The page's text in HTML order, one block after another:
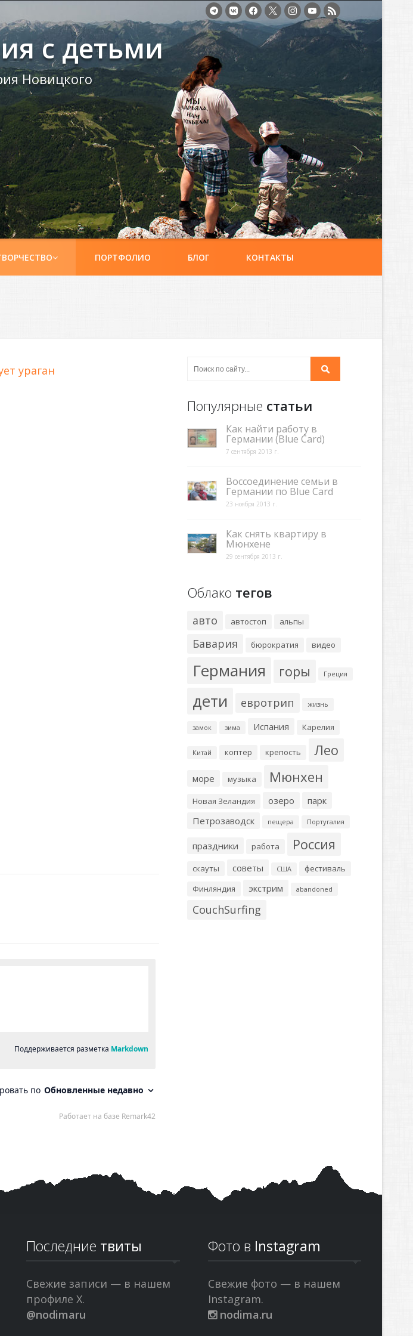
с детьми
Новицкого
ПОРТФОЛИО БЛОГ КОНТАКТЫ
ураган
Популярные статьи
Как найти работу в
Германии (Blue Card)
7 сентября 2013 г.
Воссоединение семьи в
Германии по Blue Card
23 ноября 2013 г.
Как снять квартиру в
Мюнхене
29 сентября 2013 г.
Облако тегов
авто автостоп альпы
Бавария бюрократия видео
Германия горы Греция
дети евротрип жизнь
замок зима Испания Карелия
Китай коптер крепость Лео
море музыка Мюнхен
Новая Зеландия озеро
парк
Петрозаводск
пещера Португалия
праздники работа Россия
скауты советы США
фестиваль
Финляндия
экстрим abandoned
CouchSurfing
Последние твиты
Свежие записи — в нашем
профиле X.
@nodimaru
Фото в Instagram
Свежие фото — в нашем
Instagram.
nodima.ru